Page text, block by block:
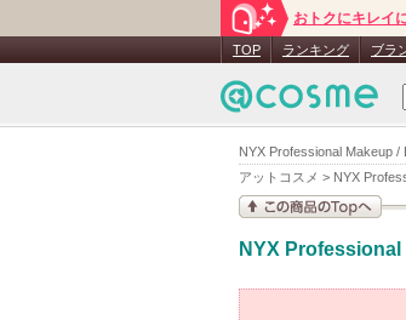
NYX Professional Makeup
アットコスメ > NYX
おトクにキレイ
TOP ランキング ブラ
NYX Professional